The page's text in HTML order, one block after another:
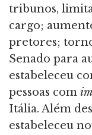
tribunos,
cargo;
pretores;
Senado para
estabeleceu
pessoas com
Itália. Além
estabeleceu